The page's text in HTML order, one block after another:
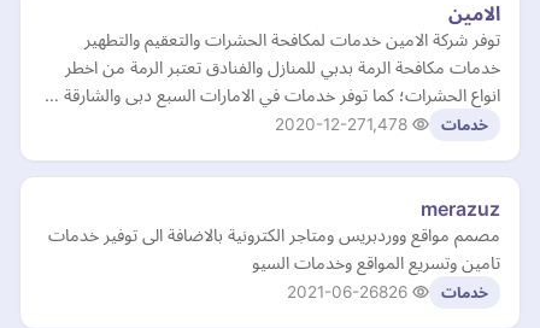
الامين
توفر شركة الامين خدمات لمكافحة الحشرات والتعقيم والتطهير
خدمات مكافحة الرمة بدبي للمنازل والفنادق تعتبر الرمة من اخطر
انواع الحشرات؛ كما توفر خدمات في الامارات السبع دبى والشارقة …
خدمات 2020-12-27
merazuz
مصمم مواقع ووردبريس ومتاجر الكترونية بالاضافة الى توفير خدمات
تامين وتسريع المواقع وخدمات السيو
خدمات 2021-06-26